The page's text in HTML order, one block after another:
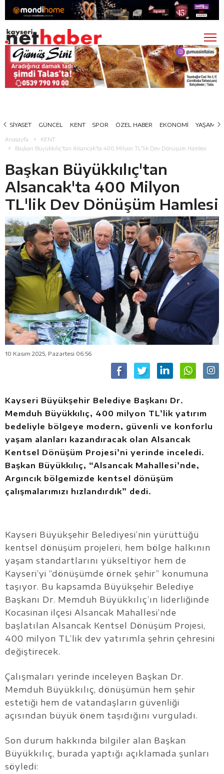
SİYASET GÜNCEL KENT SPOR ÖZEL HABER EKONOMİ YAŞAM
Anasayfa
KENT
Başkan Büyükkılıç'tan Alsancak'ta 400 Milyon TL'lik Dev Dönüşüm Hamlesi
Başkan Büyükkılıç'tan
Alsancak'ta 400 Milyon
TL'lik Dev Dönüşüm Hamlesi
10 Kasım 2025, Pazartesi 06:56
Kayseri Büyükşehir Belediye Başkanı Dr.
Memduh Büyükkılıç, 400 milyon TL’lik yatırım
bedeliyle bölgeye modern, güvenli ve konforlu
yaşam alanları kazandıracak olan Alsancak
Kentsel Dönüşüm Projesi’ni yerinde inceledi.
Başkan Büyükkılıç, “Alsancak Mahallesi’nde,
Argıncık bölgemizde kentsel dönüşüm
çalışmalarımızı hızlandırdık” dedi.
Kayseri Büyükşehir Belediyesi’nin yürüttüğü
kentsel dönüşüm projeleri, hem bölge halkının
yaşam standartlarını yükseltiyor hem de
Kayseri’yi “dönüşümde örnek şehir” konumuna
taşıyor. Bu kapsamda Büyükşehir Belediye
Başkanı Dr. Memduh Büyükkılıç’ın liderliğinde
Kocasinan ilçesi Alsancak Mahallesi’nde
başlatılan Alsancak Kentsel Dönüşüm Projesi,
400 milyon TL’lik dev yatırımla şehrin çehresini
değiştirecek.
Çalışmaları yerinde inceleyen Başkan Dr.
Memduh Büyükkılıç, dönüşümün hem şehir
estetiği hem de vatandaşların güvenliği
açısından büyük önem taşıdığını vurguladı.
Son durum hakkında bilgiler alan Başkan
Büyükkılıç, burada yaptığı açıklamada şunları
söyledi: